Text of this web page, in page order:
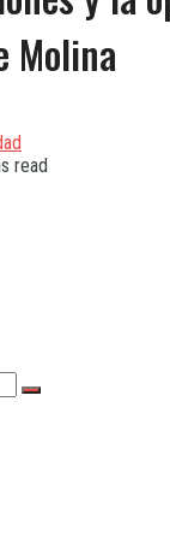
Molina
read